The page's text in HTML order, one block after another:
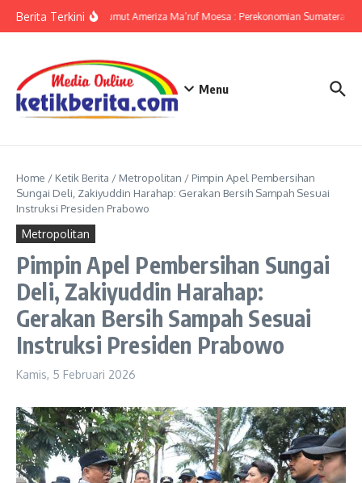
Berita TerkiniKPwBI Sumut Ameriza Ma’ruf Moesa : Perekonomian Sumatera
Menu
Home / Ketik Berita / Metropolitan / Pimpin Apel Pembersihan
Sungai Deli, Zakiyuddin Harahap: Gerakan Bersih Sampah Sesuai
Instruksi Presiden Prabowo
Metropolitan
Pimpin Apel Pembersihan Sungai
Deli, Zakiyuddin Harahap:
Gerakan Bersih Sampah Sesuai
Instruksi Presiden Prabowo
Kamis, 5 Februari 2026